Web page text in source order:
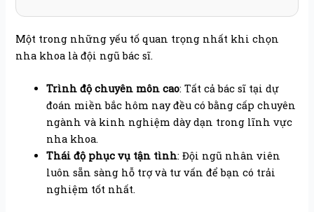
Một trong những yếu tố quan trọng nhất khi chọn
nha khoa là đội ngũ bác sĩ.
Trình độ chuyên môn cao: Tất cả bác sĩ tại dự
đoán miền bắc hôm nay đều có bằng cấp chuyên
ngành và kinh nghiệm dày dạn trong lĩnh vực
nha khoa.
Thái độ phục vụ tận tình: Đội ngũ nhân viên
luôn sẵn sàng hỗ trợ và tư vấn để bạn có trải
nghiệm tốt nhất.